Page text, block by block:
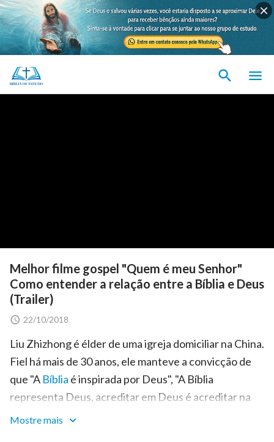
Melhor filme gospel "Quem é meu Senhor"
Como entender a relação entre a Bíblia e Deus
(Trailer)
22/10/2018
Liu Zhizhong é élder de uma igreja domiciliar na China.
Fiel há mais de 30 anos, ele manteve a convicção de
que "A Bíblia é inspirada por Deus", "A Bíblia
representa Deus, acreditar em Deus é acreditar na
Bíblia, acreditar na Bíblia é acreditar em Deus". Em
Mostre mais